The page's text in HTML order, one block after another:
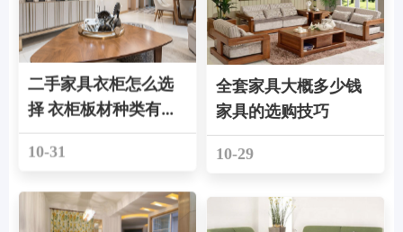
二手家具衣柜怎么选
择 衣柜板材种类有哪
10-31
全套家具大概多少钱
家具的选购技巧
10-29